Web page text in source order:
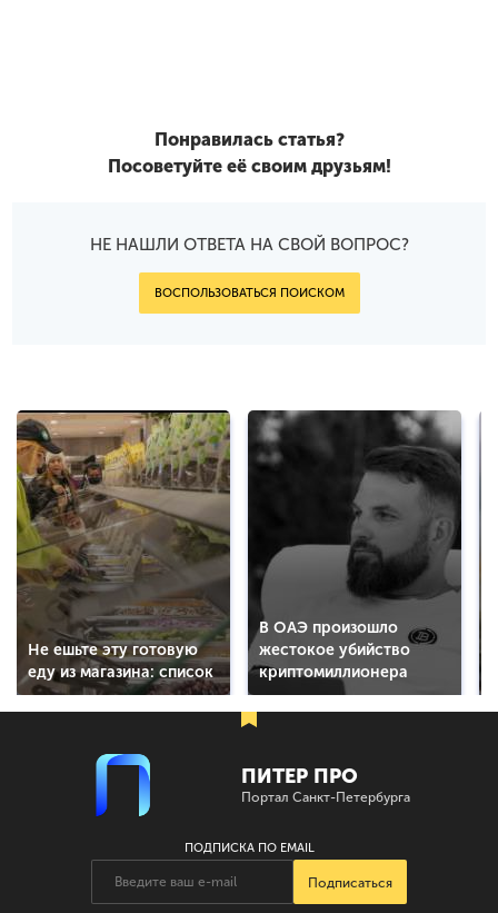
Понравилась статья?
Посоветуйте её своим друзьям!
НЕ НАШЛИ ОТВЕТА НА СВОЙ ВОПРОС?
ВОСПОЛЬЗОВАТЬСЯ ПОИСКОМ
Не ешьте эту готовую
еду из магазина: список
В ОАЭ произошло
жестокое убийство
криптомиллионера
ПИТЕР ПРО
Портал Санкт-Петербурга
ПОДПИСКА ПО EMAIL
Подписаться